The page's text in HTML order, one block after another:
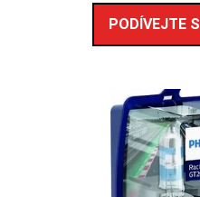
PODÍVEJTE